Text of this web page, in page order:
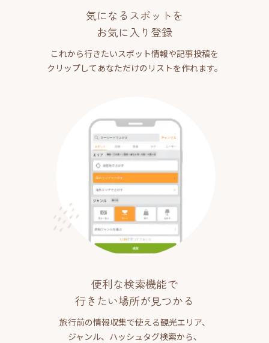
気になるスポットを
お気に入り登録
これから行きたいスポット情報や記事投稿を
クリップしてあなただけのリストを作れます。
便利な検索機能で
行きたい場所が見つかる
旅行前の情報収集で使える観光エリア、
ジャンル、ハッシュタグ検索から、